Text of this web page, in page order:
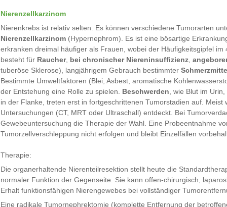
Nierenzellkarzinom
Nierenkrebs ist relativ selten. Es können verschiedene Tumorarten
Nierenzellkarzinom (Hypernephrom). Es ist eine bösartige
erkranken dreimal häufiger als Frauen, wobei der Häufigkeitsgipfel im
besteht für Raucher, bei chronischer Niereninsuffizienz
tuberöse Sklerose), langjährigem Gebrauch bestimmter
Bestimmte Umweltfaktoren (Blei, Asbest, aromatische
der Entstehung eine Rolle zu spielen. Beschwerden , wie Blut im
in der Flanke, treten erst in fortgeschrittenen Tumorstadien auf.
Untersuchungen (CT, MRT oder Ultraschall) entdeckt. Bei
Gewebeuntersuchung die Therapie der Wahl. Eine Probeentnahme
Tumorzellverschleppung nicht erfolgen und bleibt Einzelfällen
Therapie:
Die organerhaltende Nierenteilresektion stellt heute die
normaler Funktion der Gegenseite. Sie kann offen-chirurgisch,
Erhalt funktionsfähigen Nierengewebes bei vollständiger
Eine radikale Tumornephrektomie (komplette Entfernung der